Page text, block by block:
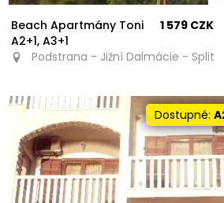
Beach Apartmány Toni
A2+1, A3+1
1 579 CZK
Podstrana - Jižní Dalmácie - Split
Dostupné: